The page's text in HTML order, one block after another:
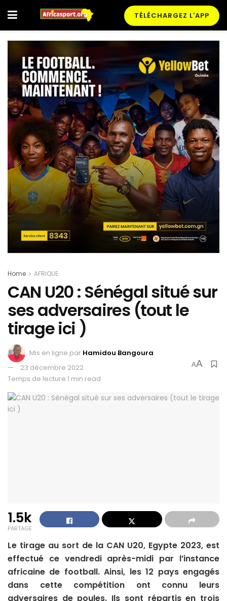
TÉLÉCHARGEZ L'APP
Home AFRIQUE
CAN U20 : Sénégal situé sur
ses adversaires (tout le
tirage ici )
Mis en ligne par Hamidou Bangoura
23 décembre 2022
Temps de lecture:1 min read
AA
1.5k
PARTAGE
Le tirage au sort de la CAN U20, Egypte 2023, est
effectué ce vendredi après-midi par l’instance
africaine de football. Ainsi, les 12 pays engagés
dans cette compétition ont connu leurs
adversaires de poules. Ils sont répartis en trois